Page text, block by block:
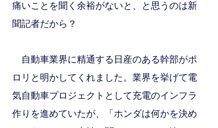
痛いことを聞く余裕がないと、と思うのは新
聞記者だから？
自動車業界に精通する日産のある幹部がポ
ロリと明かしてくれました。業界を挙げて電
気自動車プロジェクトとして充電のインフラ
作りを進めていたが、「ホンダは何かを決め